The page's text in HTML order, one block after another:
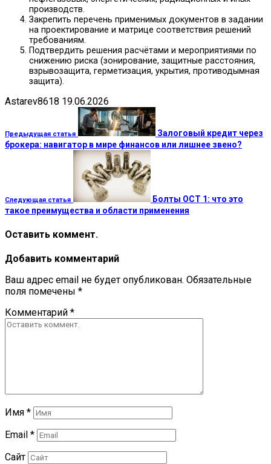
производств.
Закрепить перечень применимых документов в задании
на проектирование и матрице соответствия решений
требованиям.
Подтвердить решения расчётами и мероприятиями по
снижению риска (зонирование, защитные расстояния,
взрывозащита, герметизация, укрытия, противодымная
защита).
Astarev8618 19.06.2026
Предыдущая статья
Залоговый кредит через
брокера: навигатор в мире финансов или лишнее звено?
Следующая статья
Болты ОСТ 1: что это
такое преимущества и области применения
Оставить коммент.
Добавить комментарий
Ваш адрес email не будет опубликован. Обязательные
поля помечены *
Комментарий *
Имя *
Email *
Сайт